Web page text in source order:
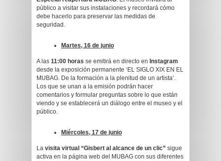
público a visitar sus instalaciones y recordará cómo
debe hacerlo para preservar las medidas de
seguridad.
Martes, 16 de junio
A las 11:00 horas se emitirá en directo en Instagram
desde la exposición permanente ‘EL SIGLO XIX EN EL
MUBAG. De la formación a la plenitud de un artista’.
Los que se unan a la emisión podrán hacer
comentarios y formular preguntas sobre lo que están
viendo y se establecerá un diálogo entre el museo y el
público.
Miércoles, 17 de junio
La visita virtual “Gisbert al alcance de un clic” sigue
activa en la página web del MUBAG con sus diferentes